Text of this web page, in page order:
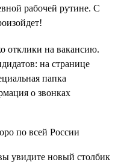
рабочей рутине. С
отклики на вакансию.
на странице
папка
о звонках
увидите новый столбик